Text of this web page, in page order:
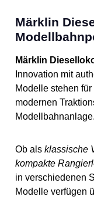
Märklin
Märklin
Innovation mit
Modelle stehen
modernen
Modellbahnanlage.
Ob als klassische
kompakte
in verschiedenen
Modelle verfügen